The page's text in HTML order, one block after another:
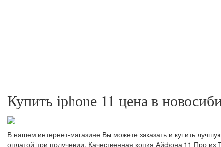
Купить iphone 11 цена в
В нашем интернет-магазине Вы можете заказать и купить
оплатой при получении. Качественная копия Айфона 11 Про из